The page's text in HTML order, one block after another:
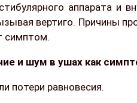
аппарата и
вертиго. Причины
симптом.
и шум в ушах как
потери равновесия.